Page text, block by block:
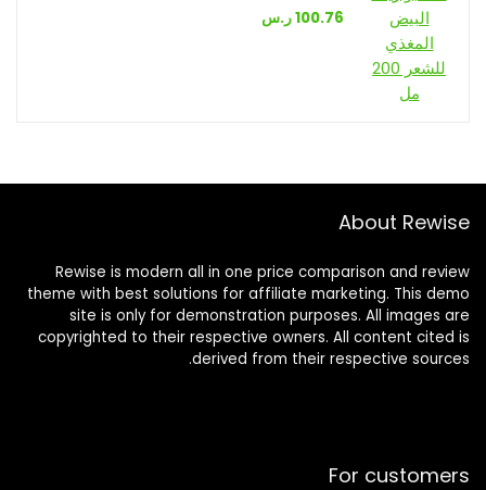
100.76ر.س
About Rewise
Rewise is modern all in one price comparison and review
theme with best solutions for affiliate marketing. This demo
site is only for demonstration purposes. All images are
copyrighted to their respective owners. All content cited is
derived from their respective sources.
For customers